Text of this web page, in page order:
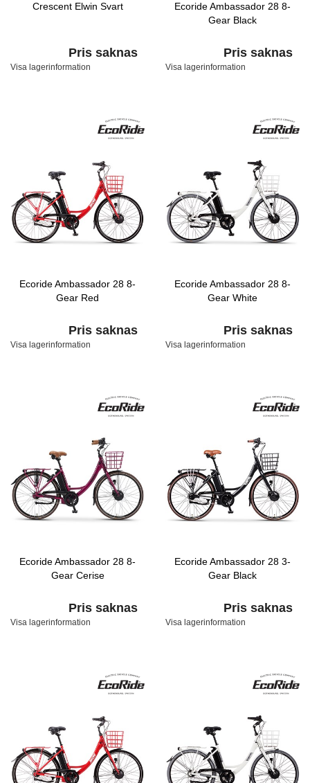
Crescent Elwin Svart
Pris saknas
Visa lagerinformation
Ecoride Ambassador 28 8-
Gear Black
Pris saknas
Visa lagerinformation
Ecoride Ambassador 28 8-
Gear Red
Pris saknas
Visa lagerinformation
Ecoride Ambassador 28 8-
Gear White
Pris saknas
Visa lagerinformation
Ecoride Ambassador 28 8-
Gear Cerise
Pris saknas
Visa lagerinformation
Ecoride Ambassador 28 3-
Gear Black
Pris saknas
Visa lagerinformation